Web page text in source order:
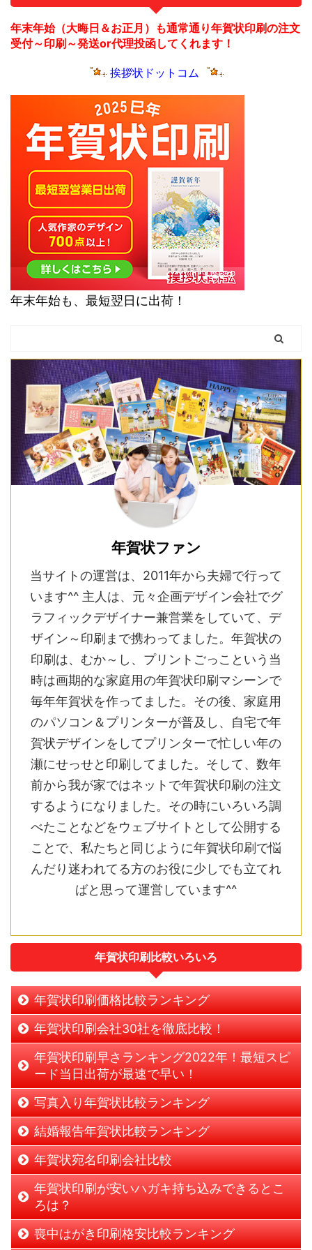
年末年始（大晦日＆お正月）も通常通り年賀状印刷の注文
受付～印刷～発送or代理投函してくれます！
挨拶状ドットコム
年末年始も、最短翌日に出荷！
年賀状ファン
当サイトの運営は、2011年から夫婦で行って
います^^ 主人は、元々企画デザイン会社でグ
ラフィックデザイナー兼営業をしていて、デ
ザイン～印刷まで携わってました。年賀状の
印刷は、むか～し、プリントごっこという当
時は画期的な家庭用の年賀状印刷マシーンで
毎年年賀状を作ってました。その後、家庭用
のパソコン＆プリンターが普及し、自宅で年
賀状デザインをしてプリンターで忙しい年の
瀬にせっせと印刷してました。そして、数年
前から我が家ではネットで年賀状印刷の注文
するようになりました。その時にいろいろ調
べたことなどをウェブサイトとして公開する
ことで、私たちと同じように年賀状印刷で悩
んだり迷われてる方のお役に少しでも立てれ
ばと思って運営しています^^
年賀状印刷比較いろいろ
年賀状印刷価格比較ランキング
年賀状印刷会社30社を徹底比較！
年賀状印刷早さランキング2022年！最短スピ
ード当日出荷が最速で早い！
写真入り年賀状比較ランキング
結婚報告年賀状比較ランキング
年賀状宛名印刷会社比較
年賀状印刷が安いハガキ持ち込みできるとこ
ろは？
喪中はがき印刷格安比較ランキング